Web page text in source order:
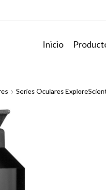
Inicio
Series Oculares